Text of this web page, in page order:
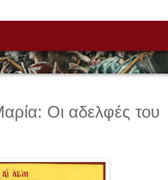
Οι αδελφές του